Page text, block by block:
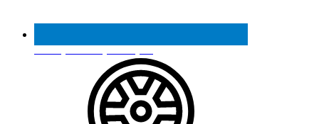
Реестр МинПромТорга